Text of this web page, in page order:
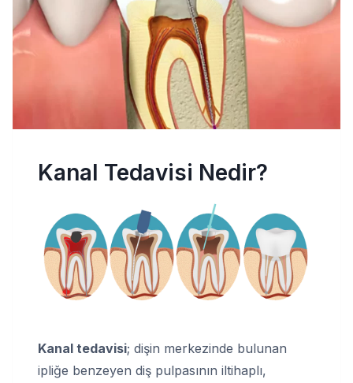
Kanal Tedavisi Nedir?
Kanal tedavisi; dişin merkezinde bulunan
ipliğe benzeyen diş pulpasının iltihaplı,